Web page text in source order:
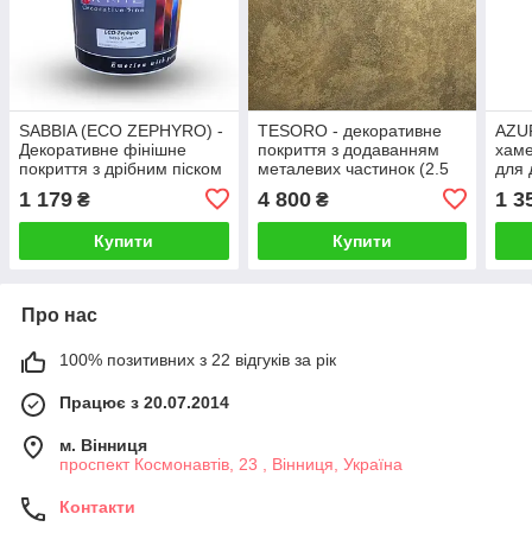
SABBIA (ECO ZEPHYRO) -
Декоративне фінішне
покриття з дрібним піском
і легким блиском. SPIVER
1 179 ₴
Купити
TESORO - декоративне
покриття з додаванням
металевих частинок (2.5
4 800₴
Купити
для
1
Про нас
100% позитивних з 22 відгуків за рік
Працює з 20.07.2014
м. Вінниця
проспект Космонавтів, 23 , Вінниця, Україна
Контакти